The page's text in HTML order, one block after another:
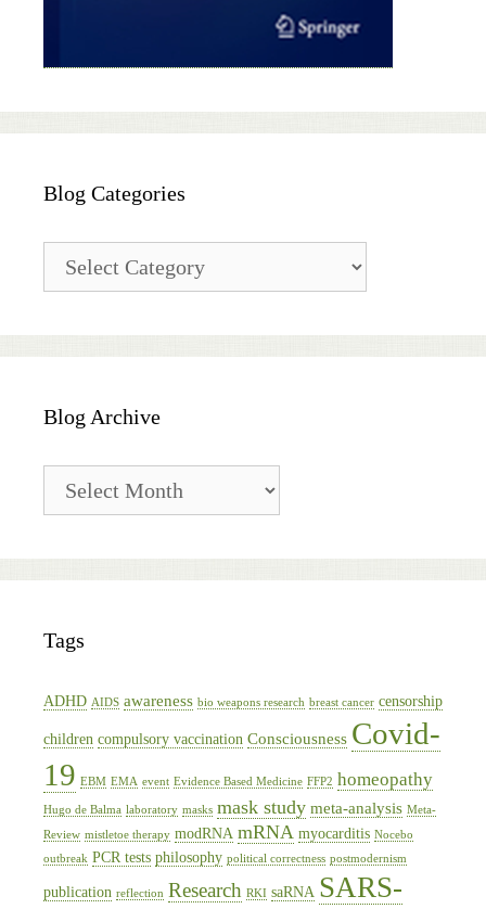
Blog Categories
Categories
Blog Archive
Archive
Tags
ADHD AIDS awareness bio weapons research breast cancer censorship
children compulsory vaccination Consciousness Covid-
19 EBM EMA event Evidence Based Medicine FFP2 homeopathy
Hugo de Balma laboratory masks mask study meta-analysis Meta-
Review mistletoe therapy modRNA mRNA myocarditis Nocebo
outbreak PCR tests philosophy political correctness postmodernism
publication reflection Research RKI saRNA SARS-